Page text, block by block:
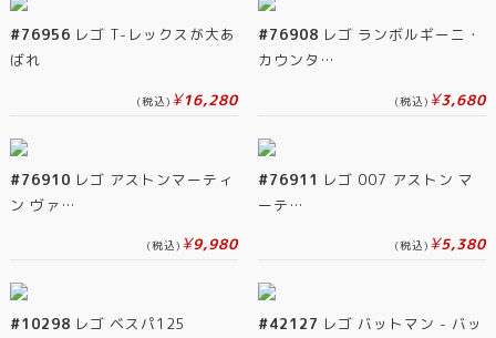
#76956 レゴ T-レックスが大あ
ばれ
(税込) ¥16,280
#76908 レゴ ランボルギーニ・
カウンタ…
(税込) ¥3,680
#76910 レゴ アストンマーティ
ン ヴァ…
(税込) ¥9,980
#76911 レゴ 007 アストン マ
ーテ…
(税込) ¥5,380
#10298 レゴ ベスパ125 #42127 レゴ バットマン - バッ